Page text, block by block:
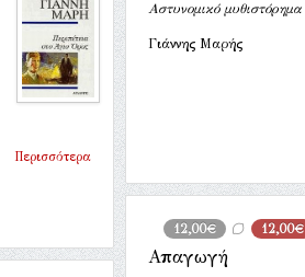
Αστυνομικό μυθιστόρημα
Γιάννης Μαρής
Περισσότερα
12,00€ 12,00€
Απαγωγή